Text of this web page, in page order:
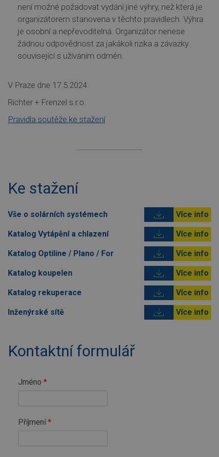
není možné požadovat vydání jiné výhry, než která je
organizátorem stanovena v těchto pravidlech. Výhra
je osobní a nepřevoditelná. Organizátor nenese
žádnou odpovědnost za jakákoli rizika a závazky
související s užíváním odměn.
V Praze dne 17.5.2024
Richter + Frenzel s.r.o.
Pravidla soutěže ke stažení
Ke stažení
Vše o solárních systémech Více info
Katalog Vytápění a chlazení Více info
Katalog Optiline / Plano / For Více info
Katalog koupelen Více info
Katalog rekuperace Více info
Inženýrské sítě Více info
Kontaktní formulář
Jméno
Příjmení